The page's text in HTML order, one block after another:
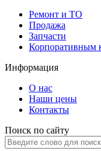
Ремонт и ТО
Продажа
Запчасти
Корпоративным
Информация
О нас
Наши цены
Контакты
Поиск по сайту